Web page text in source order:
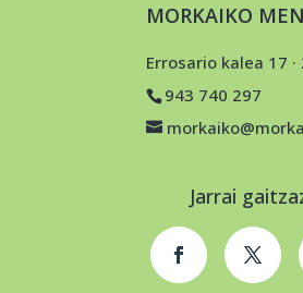
MORKAIKO
Errosario kalea 17 ·
943 740 297
Jarrai